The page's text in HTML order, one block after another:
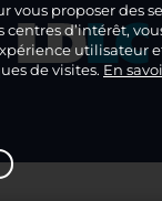
vous proposer des
centres d’intérêt,
utilisateur
de visites. En